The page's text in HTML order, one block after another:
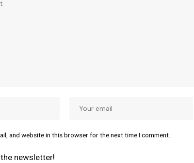
and website in this browser for the next time I comment.
newsletter!